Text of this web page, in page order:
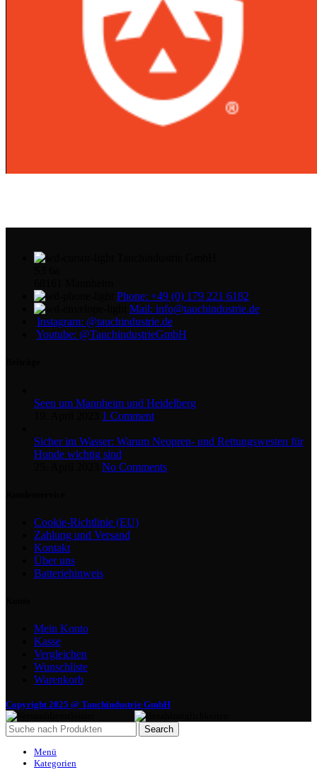
Phone: +49 (0) 179 221 6182
Mail: info@tauchindustrie.de
Instagram: @tauchindustrie.de
Youtube: @TauchindustrieGmbH
Seen um Mannheim und Heidelberg
1 Comment
Sicher im Wasser: Warum Neopren- und Rettungswesten für
Hunde wichtig sind
No Comments
Cookie-Richtlinie (EU)
Zahlung und Versand
Kontakt
Über uns
Batteriehinweis
Mein Konto
Kasse
Vergleichen
Wunschliste
Warenkorb
Copyright 2025 @ Tauchindustrie GmbH
Search
Menü
Kategorien